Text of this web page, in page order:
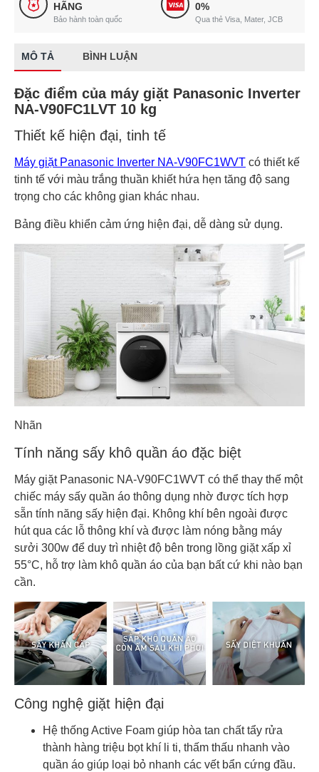
HÃNG
Bảo hành toàn quốc
0%
Qua thẻ Visa, Mater, JCB
MÔ TẢ BÌNH LUẬN
Đặc điểm của máy giặt Panasonic Inverter
NA-V90FC1LVT 10 kg
Thiết kế hiện đại, tinh tế
Máy giặt Panasonic Inverter NA-V90FC1WVT có thiết kế
tinh tế với màu trắng thuần khiết hứa hẹn tăng độ sang
trọng cho các không gian khác nhau.
Bảng điều khiển cảm ứng hiện đại, dễ dàng sử dụng.
Nhãn
Tính năng sấy khô quần áo đặc biệt
Máy giặt Panasonic NA-V90FC1WVT có thể thay thế một
chiếc máy sấy quần áo thông dụng nhờ được tích hợp
sẵn tính năng sấy hiện đại. Không khí bên ngoài được
hút qua các lỗ thông khí và được làm nóng bằng máy
sưởi 300w để duy trì nhiệt độ bên trong lồng giặt xấp xỉ
55°C, hỗ trợ làm khô quần áo của bạn bất cứ khi nào bạn
cần.
Công nghệ giặt hiện đại
Hệ thống Active Foam giúp hòa tan chất tẩy rửa
thành hàng triệu bọt khí li ti, thấm thấu nhanh vào
quần áo giúp loại bỏ nhanh các vết bẩn cứng đầu.